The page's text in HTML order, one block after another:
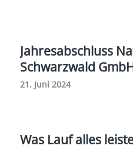
Jahresabschluss
Schwarzwald
21. Juni 2024
Was Lauf alles